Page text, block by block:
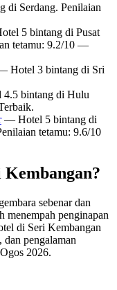
Serdang. Penilaian
5 bintang di Pusat
tetamu: 9.2/10 —
Hotel 3 bintang di Sri
bintang di Hulu
— Hotel 5 bintang di
tetamu: 9.6/10
sebenar dan
menempah penginapan
di Seri Kembangan
dan pengalaman
2026.